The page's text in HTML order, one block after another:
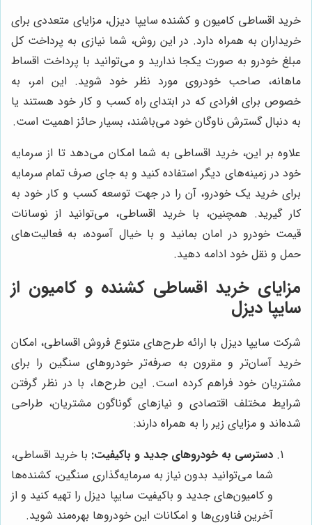
خرید اقساطی کامیون و کشنده سایپا دیزل، مزایای متعددی برای
خریداران به همراه دارد. در این روش، شما نیازی به پرداخت کل
مبلغ خودرو به صورت یکجا ندارید و می‌توانید با پرداخت اقساط
ماهانه، صاحب خودروی مورد نظر خود شوید. این امر، به
خصوص برای افرادی که در ابتدای راه کسب و کار خود هستند یا
به دنبال گسترش ناوگان خود می‌باشند، بسیار حائز اهمیت است.
علاوه بر این، خرید اقساطی به شما امکان می‌دهد تا از سرمایه
خود در زمینه‌های دیگر استفاده کنید و به جای صرف تمام سرمایه
برای خرید یک خودرو، آن را در جهت توسعه کسب و کار خود به
کار گیرید. همچنین، با خرید اقساطی، می‌توانید از نوسانات
قیمت خودرو در امان بمانید و با خیال آسوده، به فعالیت‌های
حمل و نقل خود ادامه دهید.
مزایای خرید اقساطی کشنده و کامیون از
سایپا دیزل
شرکت سایپا دیزل با ارائه طرح‌های متنوع فروش اقساطی، امکان
خرید آسان‌تر و مقرون به صرفه‌تر خودروهای سنگین را برای
مشتریان خود فراهم کرده است. این طرح‌ها، با در نظر گرفتن
شرایط مختلف اقتصادی و نیازهای گوناگون مشتریان، طراحی
شده‌اند و مزایای زیر را به همراه دارند:
دسترسی به خودروهای جدید و باکیفیت: با خرید اقساطی،
شما می‌توانید بدون نیاز به سرمایه‌گذاری سنگین، کشنده‌ها
و کامیون‌های جدید و باکیفیت سایپا دیزل را تهیه کنید و از
آخرین فناوری‌ها و امکانات این خودروها بهره‌مند شوید.